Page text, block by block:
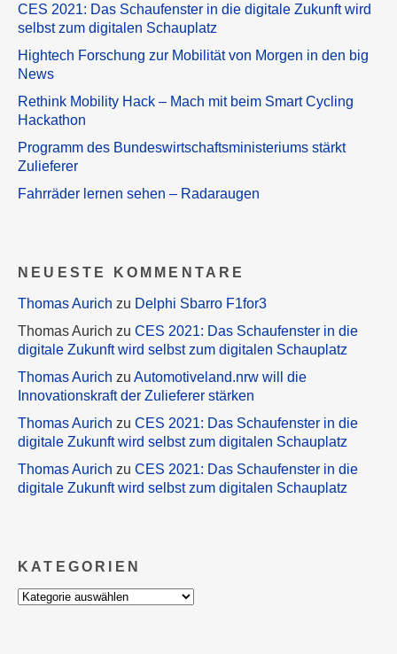
CES 2021: Das Schaufenster in die digitale Zukunft wird
selbst zum digitalen Schauplatz
Hightech Forschung zur Mobilität von Morgen in den big
News
Rethink Mobility Hack – Mach mit beim Smart Cycling
Hackathon
Programm des Bundeswirtschaftsministeriums stärkt
Zulieferer
Fahrräder lernen sehen – Radaraugen
NEUESTE KOMMENTARE
Thomas Aurich zu Delphi Sbarro F1for3
Thomas Aurich zu CES 2021: Das Schaufenster in die
digitale Zukunft wird selbst zum digitalen Schauplatz
Thomas Aurich zu Automotiveland.nrw will die
Innovationskraft der Zulieferer stärken
Thomas Aurich zu CES 2021: Das Schaufenster in die
digitale Zukunft wird selbst zum digitalen Schauplatz
Thomas Aurich zu CES 2021: Das Schaufenster in die
digitale Zukunft wird selbst zum digitalen Schauplatz
KATEGORIEN
Kategorien